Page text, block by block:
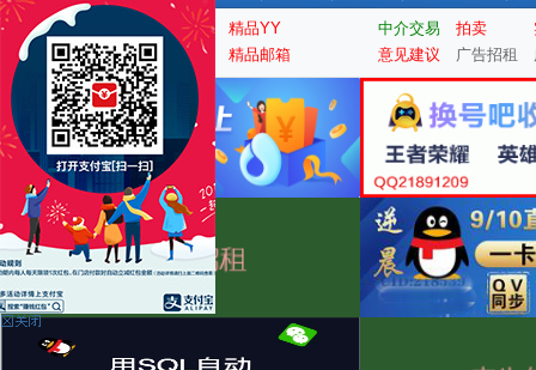
实名认证 精品QQ
精品YY
手机靓号
游戏大区 精品邮箱
中介交易 拍卖
意见建议
广告招租